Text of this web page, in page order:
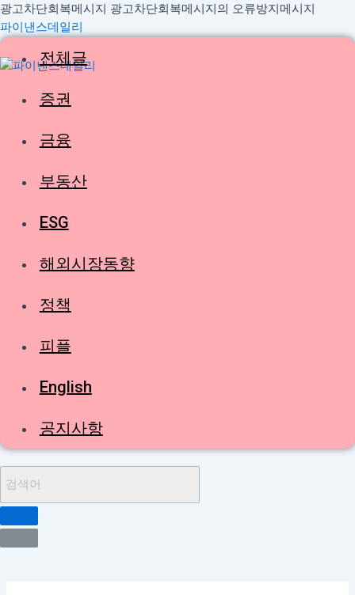
광고차단회복메시지 광고차단회복메시지의 오류방지메시지
파이낸스데일리
Menu
전체글
증권
금융
부동산
ESG
해외시장동향
정책
피플
English
공지사항